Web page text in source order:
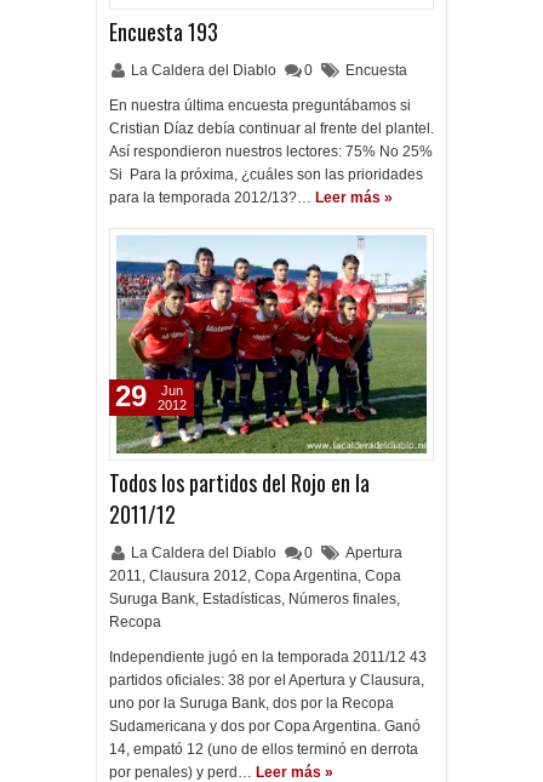
Encuesta 193
La Caldera del Diablo 0 Encuesta
En nuestra última encuesta preguntábamos si
Cristian Díaz debía continuar al frente del plantel.
Así respondieron nuestros lectores: 75% No 25%
Si Para la próxima, ¿cuáles son las prioridades
para la temporada 2012/13?… Leer más »
Todos los partidos del Rojo en la
2011/12
La Caldera del Diablo 0
Apertura
2011, Clausura 2012, Copa Argentina, Copa
Suruga Bank, Estadísticas, Números finales,
Recopa
Independiente jugó en la temporada 2011/12 43
partidos oficiales: 38 por el Apertura y Clausura,
uno por la Suruga Bank, dos por la Recopa
Sudamericana y dos por Copa Argentina. Ganó
14, empató 12 (uno de ellos terminó en derrota
por penales) y perd… Leer más »
29
Jun
2012